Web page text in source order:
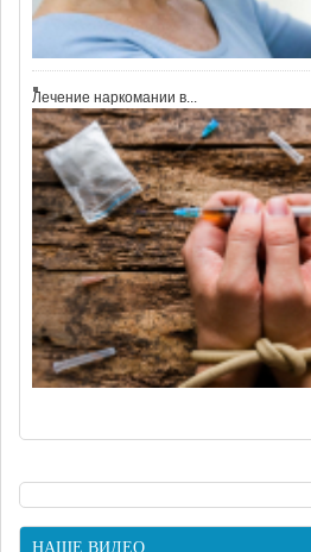
Лечение наркомании в...
НАШЕ ВИДЕО